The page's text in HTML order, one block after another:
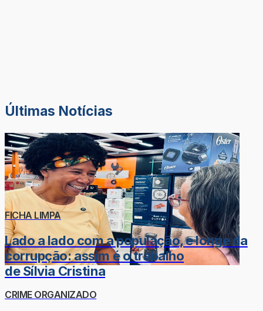
Últimas Notícias
FICHA LIMPA
Lado a lado com a população, e longe da
corrupção: assim é o trabalho
de Sílvia Cristina
CRIME ORGANIZADO